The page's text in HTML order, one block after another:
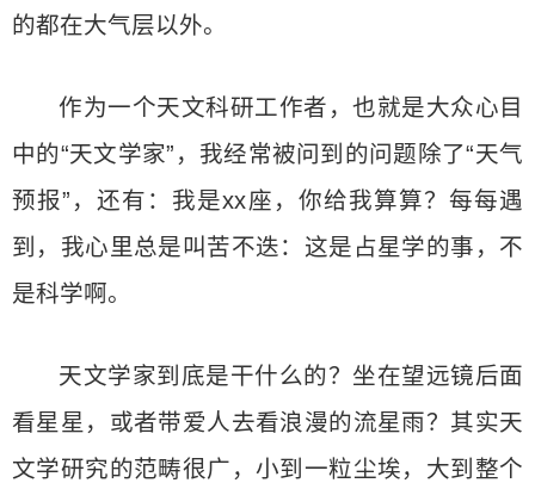
的都在大气层以外。
作为一个天文科研工作者，也就是大众心目
中的“天文学家”，我经常被问到的问题除了“天气
预报”，还有：我是xx座，你给我算算？每每遇
到，我心里总是叫苦不迭：这是占星学的事，不
是科学啊。
天文学家到底是干什么的？坐在望远镜后面
看星星，或者带爱人去看浪漫的流星雨？其实天
文学研究的范畴很广，小到一粒尘埃，大到整个